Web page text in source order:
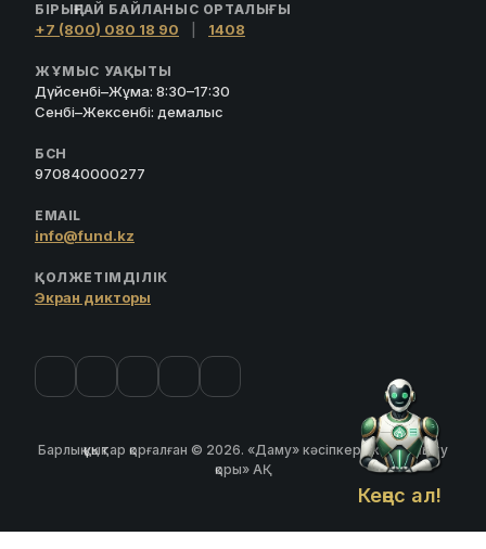
Кеңес ал!
БІРЫҢҒАЙ БАЙЛАНЫС ОРТАЛЫҒЫ
+7 (800) 080 18 90 1408
ЖҰМЫС УАҚЫТЫ
Дүйсенбі–Жұма: 8:30–17:30
Сенбі–Жексенбі: демалыс
БСН
970840000277
EMAIL
info@fund.kz
ҚОЛЖЕТІМДІЛІК
Экран дикторы
Барлық құқықтар қорғалған © 2026. «Даму» кәсіпкерлікті дамыту
қоры» АҚ